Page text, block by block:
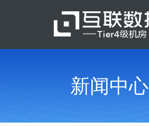
新闻中心